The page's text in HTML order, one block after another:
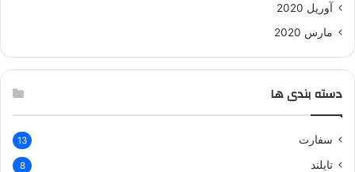
آوریل 2020
مارس 2020
دسته بندی ها
سفارت 13
تایلند 8